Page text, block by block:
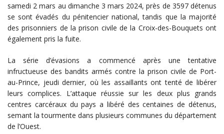
samedi 2 mars au dimanche 3 mars 2024, près de 3597 détenus
se sont évadés du pénitencier national, tandis que la majorité
des prisonniers de la prison civile de la Croix-des-Bouquets ont
également pris la fuite.
La série d’évasions a commencé après une tentative
infructueuse des bandits armés contre la prison civile de Port-
au-Prince, jeudi dernier, où les assaillants ont tenté de libérer
leurs complices. L’attaque réussie sur les deux plus grands
centres carcéraux du pays a libéré des centaines de détenus,
semant la tourmente dans plusieurs communes du département
de l’Ouest.